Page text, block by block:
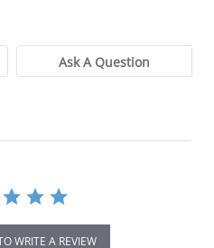
Ask A Question
WRITE A REVIEW